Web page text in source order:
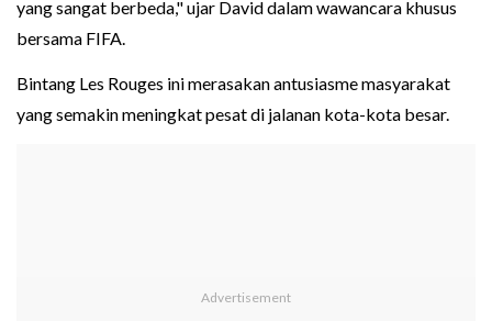
yang sangat berbeda," ujar David dalam wawancara khusus
bersama FIFA.
Bintang Les Rouges ini merasakan antusiasme masyarakat
yang semakin meningkat pesat di jalanan kota-kota besar.